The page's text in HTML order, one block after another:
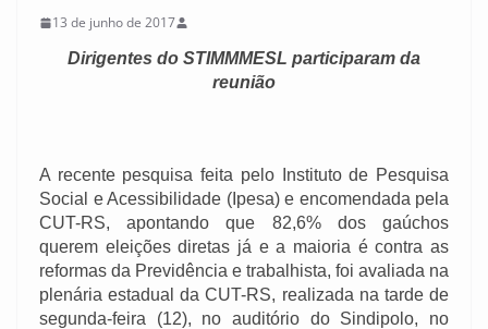
13 de junho de 2017
Dirigentes do STIMMMESL participaram da
reunião
A recente pesquisa feita pelo Instituto de Pesquisa
Social e Acessibilidade (Ipesa) e encomendada pela
CUT-RS, apontando que 82,6% dos gaúchos
querem eleições diretas já e a maioria é contra as
reformas da Previdência e trabalhista, foi avaliada na
plenária estadual da CUT-RS, realizada na tarde de
segunda-feira (12), no auditório do Sindipolo, no